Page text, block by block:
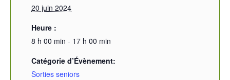
20 juin 2024
Heure :
8 h 00 min - 17 h 00 min
Catégorie d’Évènement:
Sorties seniors